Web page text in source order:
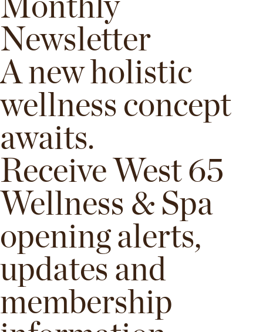
Monthly
Newsletter
A new holistic
wellness concept
awaits.
Receive West 65
Wellness & Spa
opening alerts,
updates and
membership